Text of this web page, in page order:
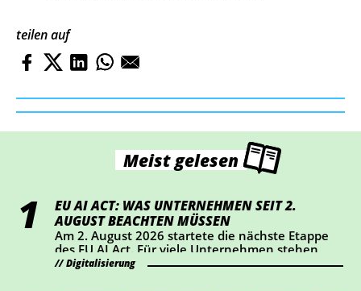
teilen auf
Meist gelesen
EU AI ACT: WAS UNTERNEHMEN SEIT 2.
AUGUST BEACHTEN MÜSSEN
Am 2. August 2026 startete die nächste Etappe
des EU AI Act. Für viele Unternehmen stehen
dabei vor allem Transparenz und Kennzeichnung
Digitalisierung